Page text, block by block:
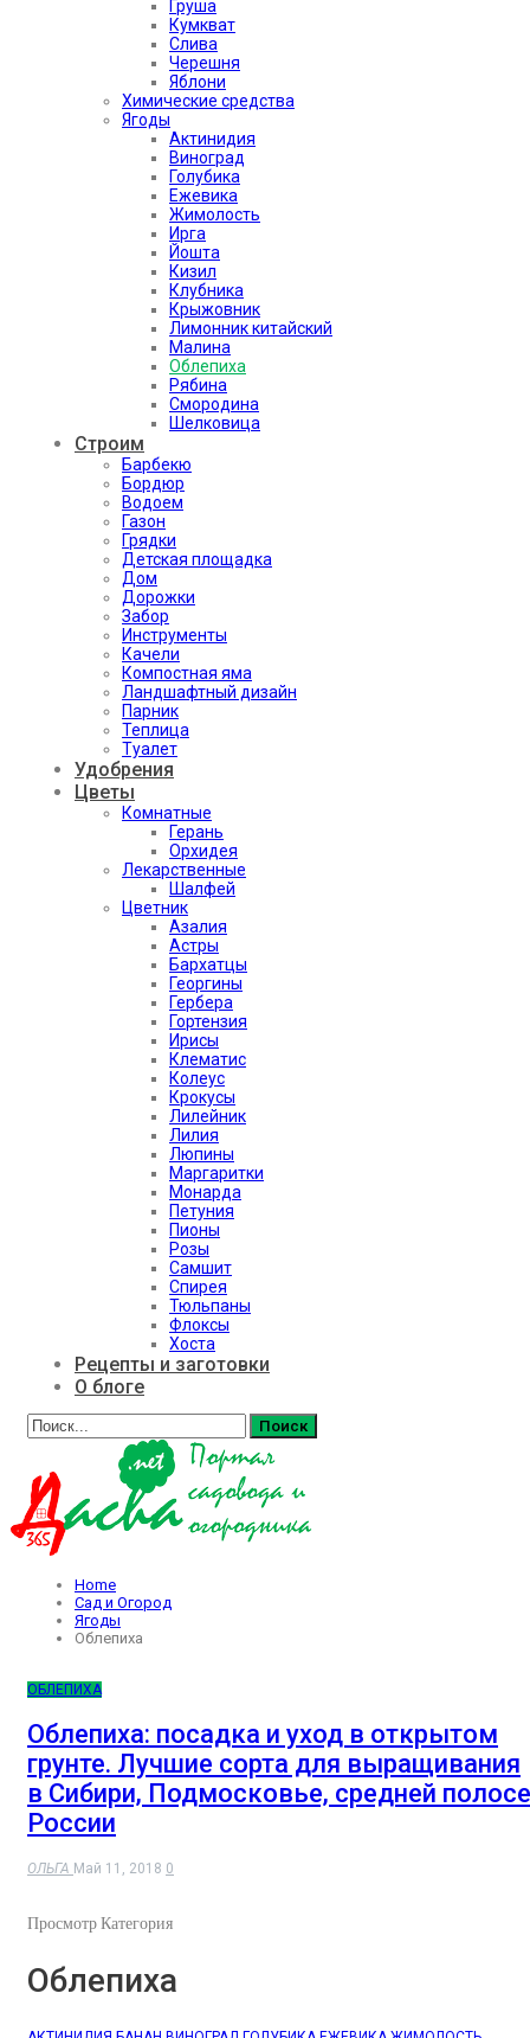
Груша
Кумкват
Слива
Черешня
Яблони
Химические средства
Ягоды
Актинидия
Виноград
Голубика
Ежевика
Жимолость
Ирга
Йошта
Кизил
Клубника
Крыжовник
Лимонник китайский
Малина
Облепиха
Рябина
Смородина
Шелковица
Строим
Барбекю
Бордюр
Водоем
Газон
Грядки
Детская площадка
Дом
Дорожки
Забор
Инструменты
Качели
Компостная яма
Ландшафтный дизайн
Парник
Теплица
Туалет
Удобрения
Цветы
Комнатные
Герань
Орхидея
Лекарственные
Шалфей
Цветник
Азалия
Астры
Бархатцы
Георгины
Гербера
Гортензия
Ирисы
Клематис
Колеус
Крокусы
Лилейник
Лилия
Люпины
Маргаритки
Монарда
Петуния
Пионы
Розы
Самшит
Спирея
Тюльпаны
Флоксы
Хоста
Рецепты и заготовки
О блоге
Home
Сад и Огород
Ягоды
Облепиха
ОБЛЕПИХА
Облепиха: посадка и уход в открытом
грунте. Лучшие сорта для выращивания
в Сибири, Подмосковье, средней полосе
России
ОЛЬГА Май 11, 2018 0
Просмотр Категория
Облепиха